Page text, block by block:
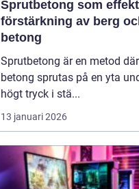
Sprutbetong som
förstärkning av berg
betong
Sprutbetong är en metod där
betong sprutas på en yta
högt tryck i stä...
13 januari 2026